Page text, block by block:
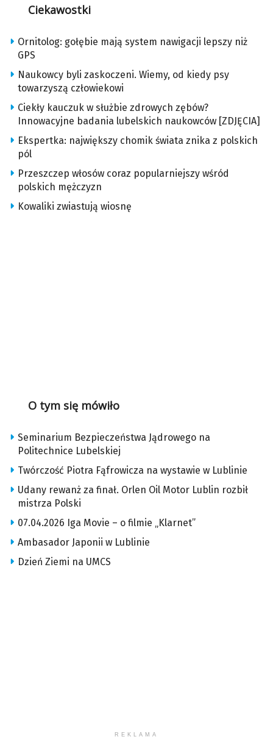
Ciekawostki
Ornitolog: gołębie mają system nawigacji lepszy niż
GPS
Naukowcy byli zaskoczeni. Wiemy, od kiedy psy
towarzyszą człowiekowi
Ciekły kauczuk w służbie zdrowych zębów?
Innowacyjne badania lubelskich naukowców [ZDJĘCIA]
Ekspertka: największy chomik świata znika z polskich
pól
Przeszczep włosów coraz popularniejszy wśród
polskich mężczyzn
Kowaliki zwiastują wiosnę
O tym się mówiło
Seminarium Bezpieczeństwa Jądrowego na
Politechnice Lubelskiej
Twórczość Piotra Fąfrowicza na wystawie w Lublinie
Udany rewanż za finał. Orlen Oil Motor Lublin rozbił
mistrza Polski
07.04.2026 Iga Movie – o filmie „Klarnet”
Ambasador Japonii w Lublinie
Dzień Ziemi na UMCS
REKLAMA